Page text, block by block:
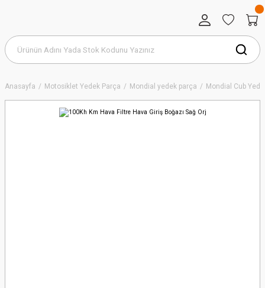
Anasayfa Motosiklet Yedek Parça Mondial yedek parça Mondial Cub